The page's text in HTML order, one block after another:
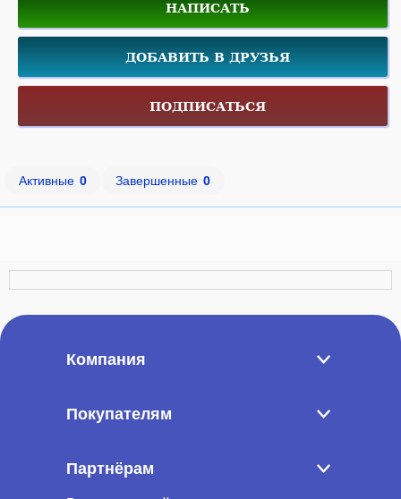
НАПИСАТЬ
ДОБАВИТЬ В ДРУЗЬЯ
ПОДПИСАТЬСЯ
Активные 0 Завершенные 0
Компания
Покупателям
Партнёрам